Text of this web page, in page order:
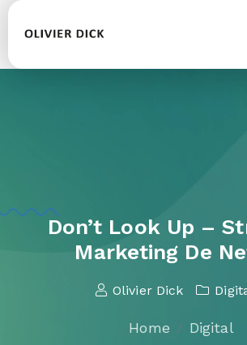
Don’t Look Up –
Marketing De
Olivier Dick
Home Digital